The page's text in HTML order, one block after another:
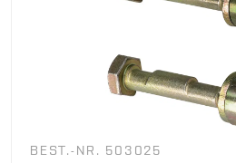
BEST.-NR. 503025